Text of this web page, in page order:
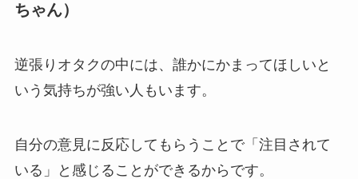
ちゃん）
逆張りオタクの中には、誰かにかまってほしいと
いう気持ちが強い人もいます。
自分の意見に反応してもらうことで「注目されて
いる」と感じることができるからです。